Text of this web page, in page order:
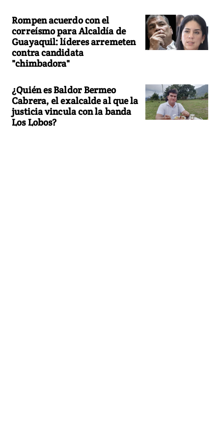
Rompen acuerdo con el
correísmo para Alcaldía de
Guayaquil: líderes arremeten
contra candidata
"chimbadora"
¿Quién es Baldor Bermeo
Cabrera, el exalcalde al que la
justicia vincula con la banda
Los Lobos?